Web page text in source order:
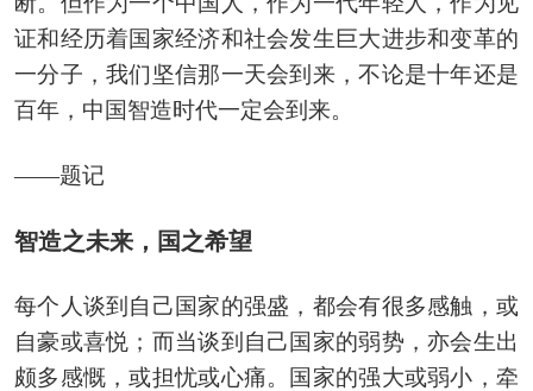
证和经历着国家经济和社会发生巨大进步和变革的
一分子，我们坚信那一天会到来，不论是十年还是
百年，中国智造时代一定会到来。
——题记
智造之未来，国之希望
每个人谈到自己国家的强盛，都会有很多感触，或
自豪或喜悦；而当谈到自己国家的弱势，亦会生出
颇多感慨，或担忧或心痛。国家的强大或弱小，牵